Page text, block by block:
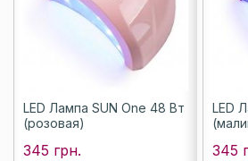
LED Лампа SUN One 48 Вт
(розовая)
345 грн.
LED
345